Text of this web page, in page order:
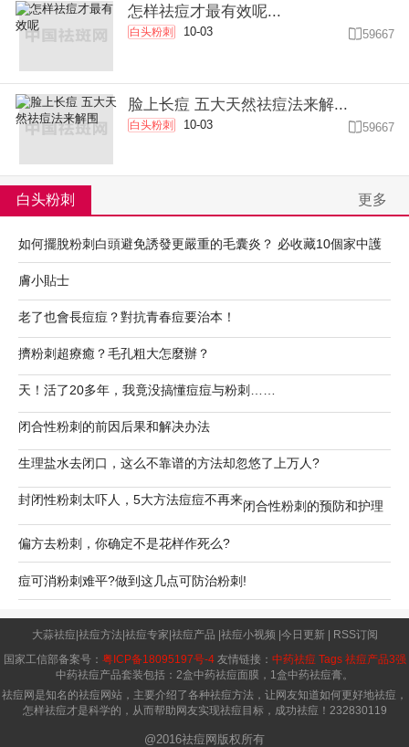
怎样祛痘才最有效呢...
白头粉刺 10-03 59667
脸上长痘 五大天然祛痘法来解...
白头粉刺 10-03 59667
白头粉刺 更多
如何擺脫粉刺白頭避免誘發更嚴重的毛囊炎？ 必收藏10個家中護
膚小貼士
老了也會長痘痘？對抗青春痘要治本！
擠粉刺超療癒？毛孔粗大怎麼辦？
天！活了20多年，我竟没搞懂痘痘与粉刺……
闭合性粉刺的前因后果和解决办法
生理盐水去闭口，这么不靠谱的方法却忽悠了上万人?
封闭性粉刺太吓人，5大方法痘痘不再来闭合性粉刺的预防和护理
偏方去粉刺，你确定不是花样作死么?
痘可消粉刺难平?做到这几点可防治粉刺!
大蒜祛痘 祛痘方法 祛痘专家 祛痘产品 祛痘小视频 今日更新|
RSS订阅
国家工信部备案号： 粤ICP备18095197号-4友情链接： 中药祛痘 Tags 祛痘产品3强
中药祛痘产品套装包括：2盒中药祛痘面膜，1盒中药祛痘膏。
祛痘网是知名的祛痘网站，主要介绍了各种祛痘方法，让网友知道如何更好地祛痘，
怎样祛痘才是科学的，从而帮助网友实现祛痘目标，成功祛痘！ 232830119
@2016祛痘网版权所有